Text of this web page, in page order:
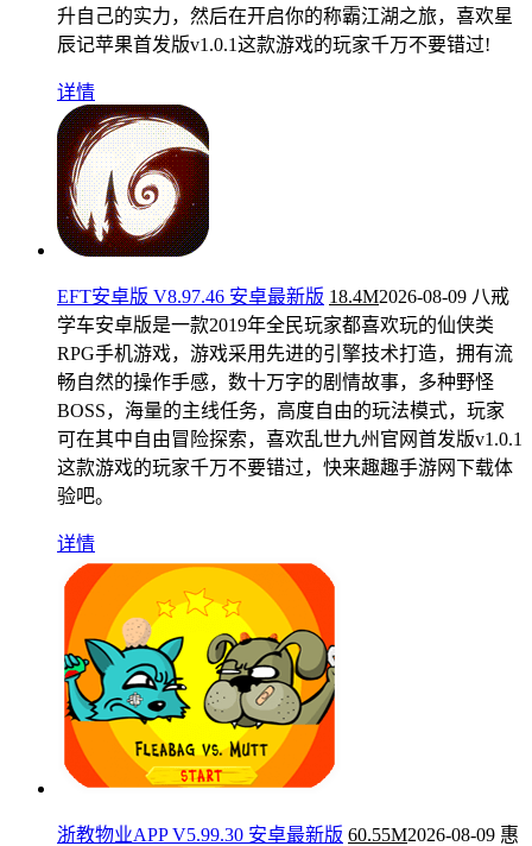
升自己的实力，然后在开启你的称霸江湖之旅，喜欢星
辰记苹果首发版v1.0.1这款游戏的玩家千万不要错过!
详情
EFT安卓版 V8.97.46 安卓最新版 18.4M2026-08-09 八戒
学车安卓版是一款2019年全民玩家都喜欢玩的仙侠类
RPG手机游戏，游戏采用先进的引擎技术打造，拥有流
畅自然的操作手感，数十万字的剧情故事，多种野怪
BOSS，海量的主线任务，高度自由的玩法模式，玩家
可在其中自由冒险探索，喜欢乱世九州官网首发版v1.0.1
这款游戏的玩家千万不要错过，快来趣趣手游网下载体
验吧。
详情
浙教物业APP V5.99.30 安卓最新版 60.55M2026-08-09 惠